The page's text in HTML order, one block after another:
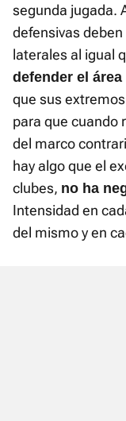
segunda jugada.
defensivas
laterales al igual
defender el
que sus
para que cuando
del marco
hay algo que el
clubes, no ha
Intensidad en
del mismo y en